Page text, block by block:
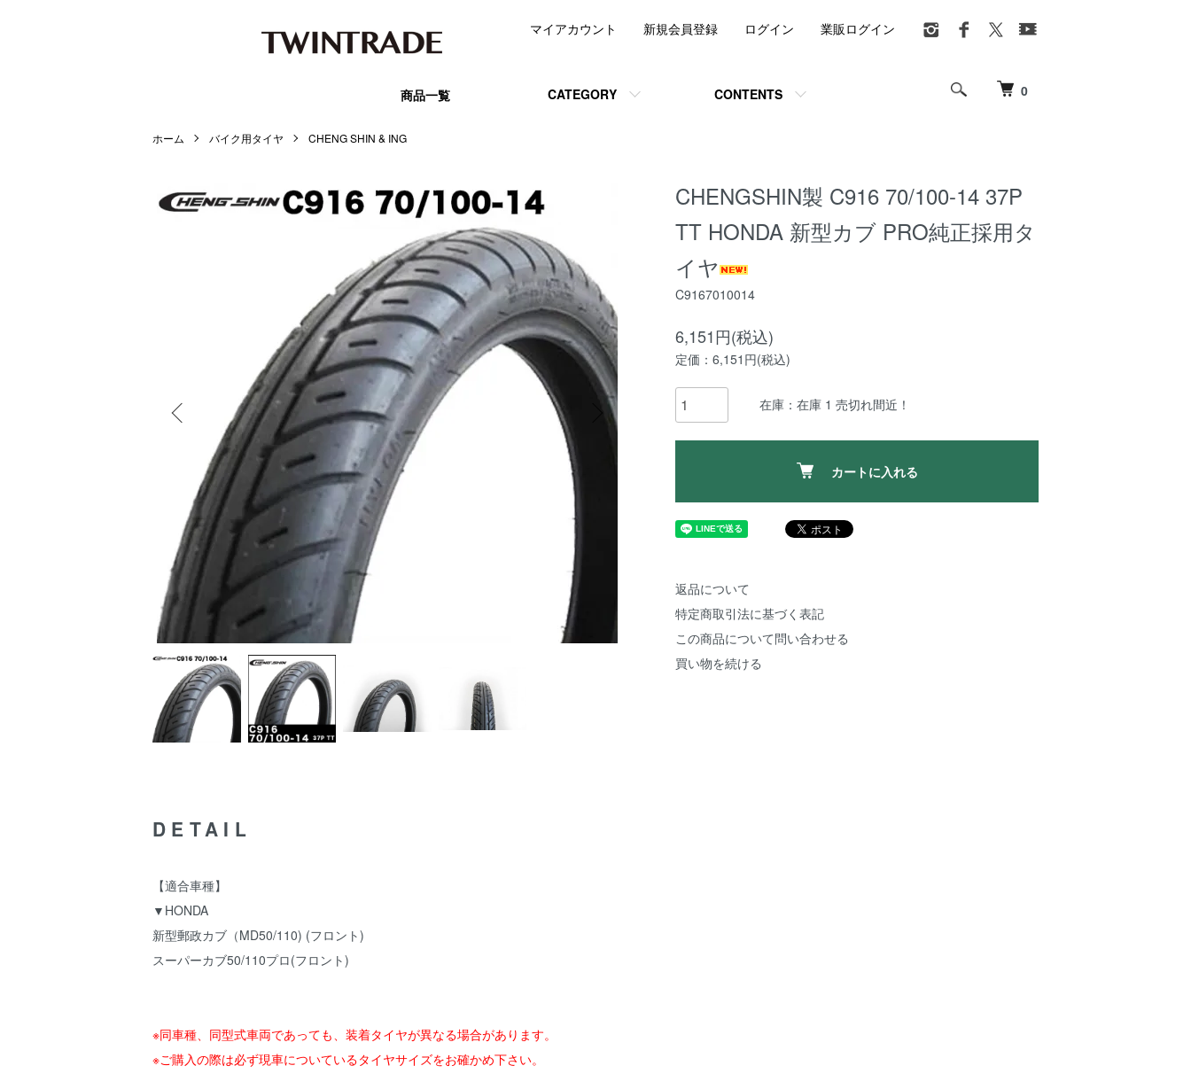
0
商品一覧 CATEGORY CONTENTS
マイアカウント 新規会員登録 ログイン 業販ログイン
ホーム バイク用タイヤ CHENG SHIN & ING
CHENGSHIN製 C916 70/100-14 37P
TT HONDA 新型カブ PRO純正採用タ
イヤ
C9167010014
6,151円(税込)
定価：6,151円(税込)
在庫：在庫 1 売切れ間近！
カートに入れる
返品について
特定商取引法に基づく表記
この商品について問い合わせる
買い物を続ける
DETAIL
【適合車種】
▼HONDA
新型郵政カブ（MD50/110) (フロント)
スーパーカブ50/110プロ(フロント)
※同車種、同型式車両であっても、装着タイヤが異なる場合があります。
※ご購入の際は必ず現車についているタイヤサイズをお確かめ下さい。